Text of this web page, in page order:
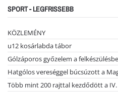
SPORT - LEGFRISSEBB
KÖZLEMÉNY
u12 kosárlabda tábor
Gólzáporos győzelem a
Hatgólos vereséggel búcsúzott a
Több mint 200 rajttal kezdődött a